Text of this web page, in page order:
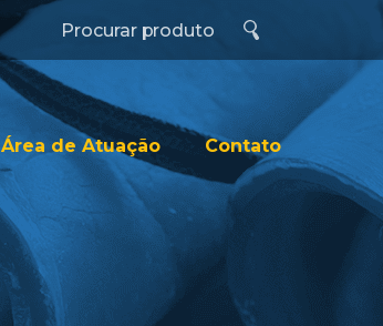
Área de Atuação Contato